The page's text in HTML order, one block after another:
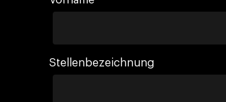
Stellenbezeichnung